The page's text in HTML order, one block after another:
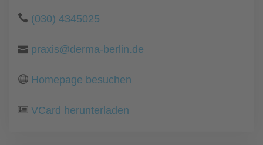
(030) 4345025
praxis@derma-berlin.de
Homepage besuchen
VCard herunterladen